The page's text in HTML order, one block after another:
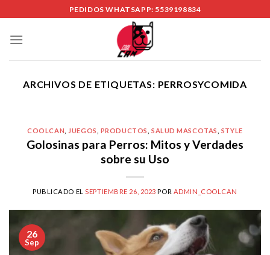
to
content
PEDIDOS WHATSAPP: 5539198834
ARCHIVOS DE ETIQUETAS: PERROSYCOMIDA
COOLCAN JUEGOS PRODUCTOS SALUD MASCOTAS STYLE
Golosinas para Perros: Mitos y Verdades
sobre su Uso
PUBLICADO EL SEPTIEMBRE 26, 2023 POR ADMIN_COOLCAN
26
Sep